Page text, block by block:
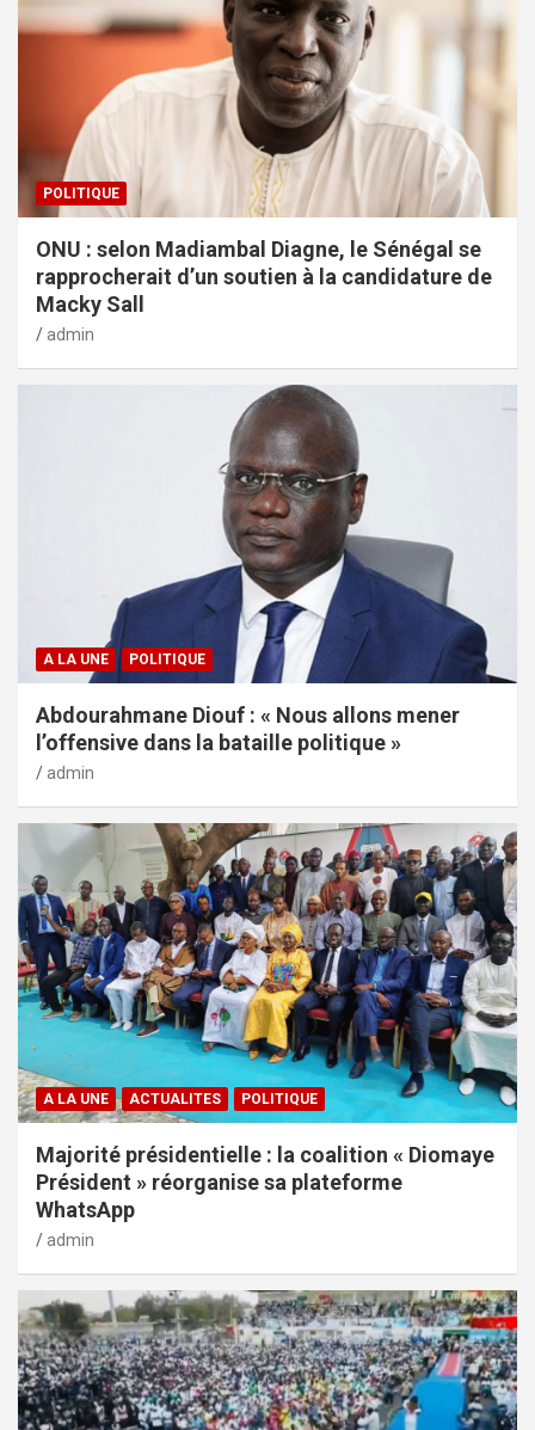
POLITIQUE
ONU : selon Madiambal Diagne, le Sénégal se
rapprocherait d’un soutien à la candidature de
Macky Sall
admin
A LA UNE POLITIQUE
Abdourahmane Diouf : « Nous allons mener
l’offensive dans la bataille politique »
admin
A LA UNE ACTUALITES POLITIQUE
Majorité présidentielle : la coalition « Diomaye
Président » réorganise sa plateforme
WhatsApp
admin